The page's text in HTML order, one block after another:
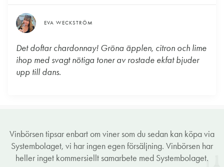
EVA WECKSTRÖM
Det doftar chardonnay! Gröna äpplen, citron och lime
ihop med svagt nötiga toner av rostade ekfat bjuder
upp till dans.
Vinbörsen tipsar enbart om viner som du sedan kan köpa via
Systembolaget, vi har ingen egen försäljning. Vinbörsen har
heller inget kommersiellt samarbete med Systembolaget.